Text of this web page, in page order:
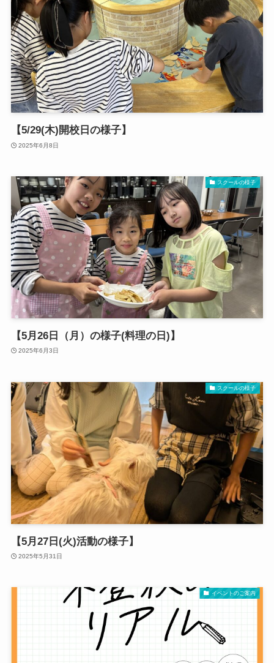
【5/29(木)開校日の様子】
2025年6月8日
スクールの様子
【5月26日（月）の様子(料理の日)】
2025年6月3日
スクールの様子
【5月27日(火)活動の様子】
2025年5月31日
イベントのご案内